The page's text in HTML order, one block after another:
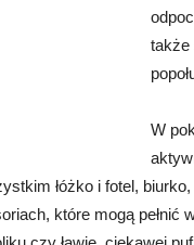
także
W
łóżko i fotel,
które mogą pełnić